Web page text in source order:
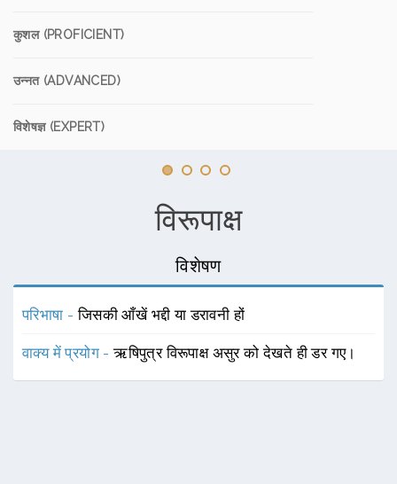
कुशल (PROFICIENT)
उन्नत (ADVANCED)
विशेषज्ञ (EXPERT)
विरूपाक्ष
विशेषण
परिभाषा -जिसकी आँखें भद्दी या डरावनी हों
वाक्य में प्रयोग -ऋषिपुत्र विरूपाक्ष असुर को देखते ही डर गए।